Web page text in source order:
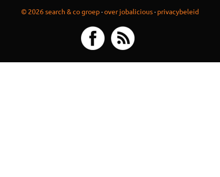
© 2026 search & co groep ·over jobalicious · privacybeleid